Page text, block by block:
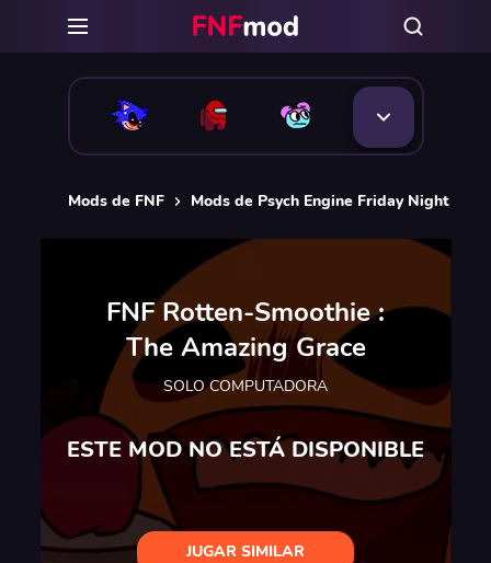
Mods de FNF Mods de Psych Engine Friday Night
FNF Rotten-Smoothie :
The Amazing Grace
SOLO COMPUTADORA
ESTE MOD NO ESTÁ DISPONIBLE
JUGAR SIMILAR